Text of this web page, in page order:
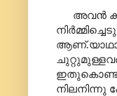
അവൻ
നിലനിന്നു